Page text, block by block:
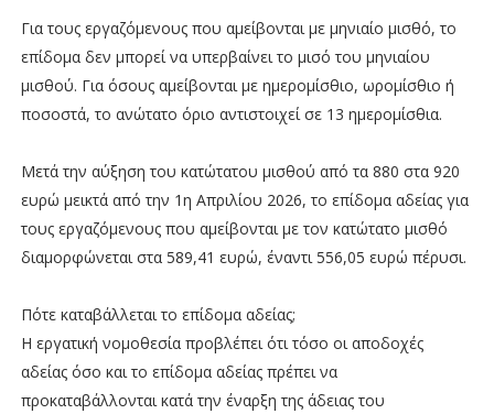
Για τους εργαζόμενους που αμείβονται με μηνιαίο μισθό, το
επίδομα δεν μπορεί να υπερβαίνει το μισό του μηνιαίου
μισθού. Για όσους αμείβονται με ημερομίσθιο, ωρομίσθιο ή
ποσοστά, το ανώτατο όριο αντιστοιχεί σε 13 ημερομίσθια.
Μετά την αύξηση του κατώτατου μισθού από τα 880 στα 920
ευρώ μεικτά από την 1η Απριλίου 2026, το επίδομα αδείας για
τους εργαζόμενους που αμείβονται με τον κατώτατο μισθό
διαμορφώνεται στα 589,41 ευρώ, έναντι 556,05 ευρώ πέρυσι.
Πότε καταβάλλεται το επίδομα αδείας;
Η εργατική νομοθεσία προβλέπει ότι τόσο οι αποδοχές
αδείας όσο και το επίδομα αδείας πρέπει να
προκαταβάλλονται κατά την έναρξη της άδειας του